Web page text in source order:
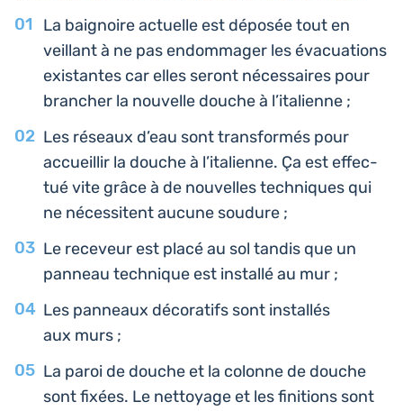
La bai­gnoire actuelle est déposée tout en
veillant à ne pas endom­ma­ger les éva­cua­tions
exis­tantes car elles seront néces­saires pour
bran­cher la nou­velle douche à l’italienne ;
Les réseaux d’eau sont trans­for­més pour
accueillir la douche à l’i­ta­lienne. Ça est effec­
tué vite grâce à de nou­velles tech­niques qui
ne néces­sitent aucune soudure ;
Le rece­veur est placé au sol tandis que un
panneau tech­nique est ins­tal­lé au mur ;
Les pan­neaux déco­ra­tifs sont ins­tal­lés
aux murs ;
La paroi de douche et la colonne de douche
sont fixées. Le net­toyage et les fini­tions sont